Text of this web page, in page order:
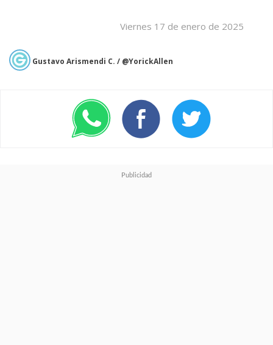
Viernes 17 de enero de 2025
Gustavo Arismendi C. / @YorickAllen